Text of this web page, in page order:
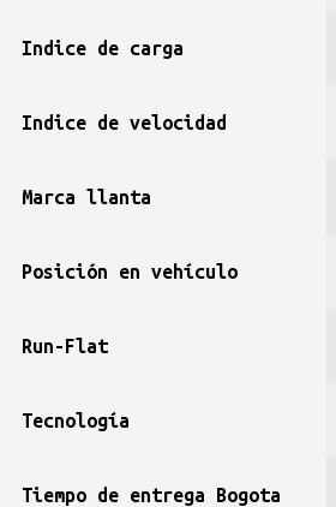
Indice de carga
Indice de velocidad
Marca llanta
Posición en vehículo
Run-Flat
Tecnología
Tiempo de entrega Bogota